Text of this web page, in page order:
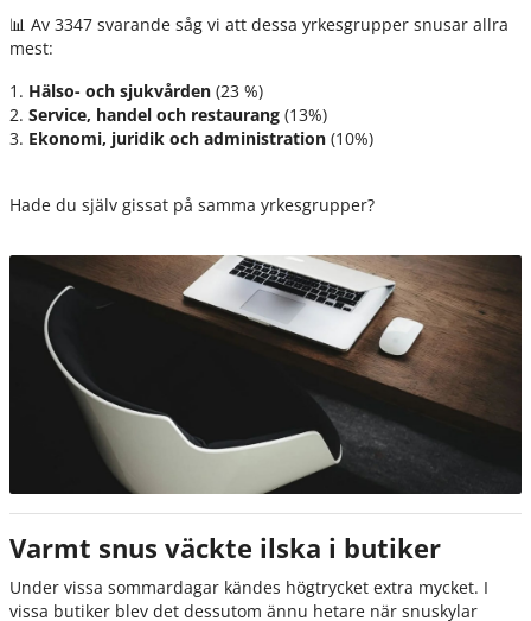
📊 Av 3347 svarande såg vi att dessa yrkesgrupper snusar allra
mest:
1. Hälso- och sjukvården (23 %)
2. Service, handel och restaurang (13%)
3. Ekonomi, juridik och administration (10%)
Hade du själv gissat på samma yrkesgrupper?
Varmt snus väckte ilska i butiker
Under vissa sommardagar kändes högtrycket extra mycket. I
vissa butiker blev det dessutom ännu hetare när snuskylar